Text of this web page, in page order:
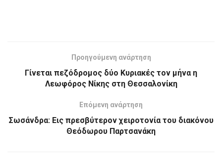
Προηγούμενη ανάρτηση
Γίνεται πεζόδρομος δύο Κυριακές τον μήνα η
Λεωφόρος Νίκης στη Θεσσαλονίκη
Επόμενη ανάρτηση
Σωσάνδρα: Εις πρεσβύτερον χειροτονία του διακόνου
Θεόδωρου Παρτσανάκη